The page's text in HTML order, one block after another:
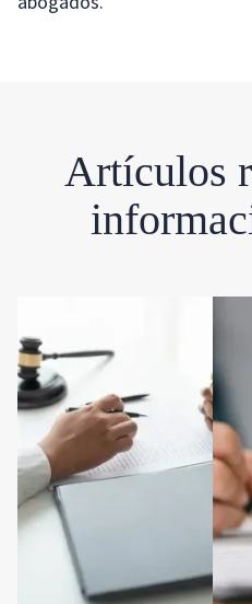
Artículos